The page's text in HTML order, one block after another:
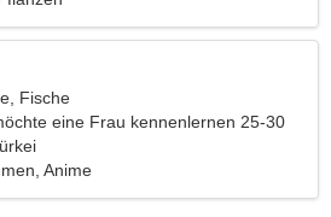
Fische
eine Frau kennenlernen 25-30
Anime